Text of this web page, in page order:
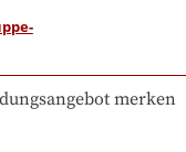
merken